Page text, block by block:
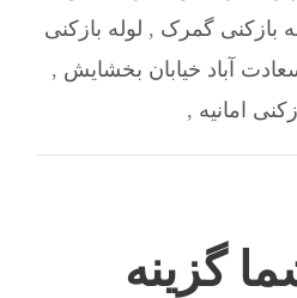
بازکنی گمرک , لوله بازکنی
آباد خیابان بخشایش ,
امانیه ,
گزینه